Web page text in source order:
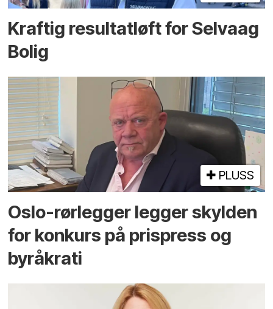
Kraftig resultatløft for Selvaag
Bolig
PLUSS
Oslo-rørlegger legger skylden
for konkurs på prispress og
byråkrati